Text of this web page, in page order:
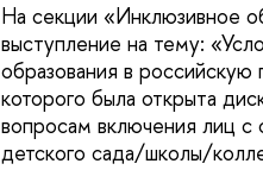
На секции «Инклюзивное
выступление на тему:
образования в
которого была открыта
вопросам включения лиц
детского сада/школы/